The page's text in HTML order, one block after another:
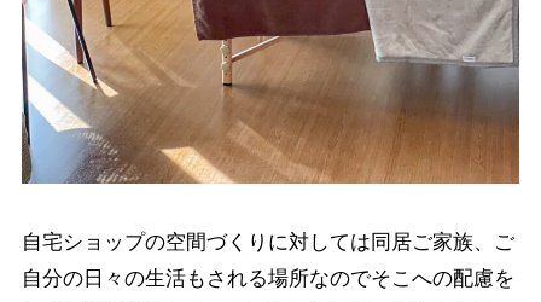
自宅ショップの空間づくりに対しては同居ご家族、ご
自分の日々の生活もされる場所なのでそこへの配慮を